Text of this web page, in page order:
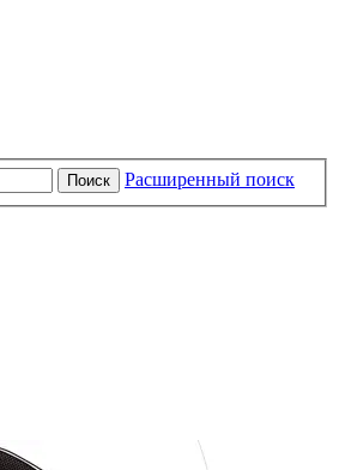
Поиск Расширенный поиск